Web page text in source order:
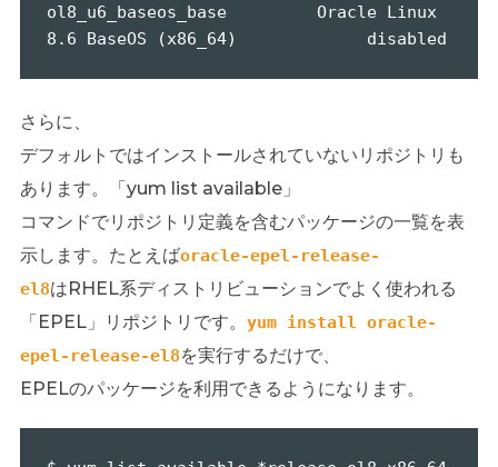
ol8_u6_baseos_base         Oracle Linux
8.6 BaseOS (x86_64)             disabled
さらに、
デフォルトではインストールされていないリポジトリも
あります。「yum list available」
コマンドでリポジトリ定義を含むパッケージの一覧を表
示します。たとえばoracle-epel-release-
el8はRHEL系ディストリビューションでよく使われる
「EPEL」リポジトリです。 yum install oracle-
epel-release-el8を実行するだけで、
EPELのパッケージを利用できるようになります。